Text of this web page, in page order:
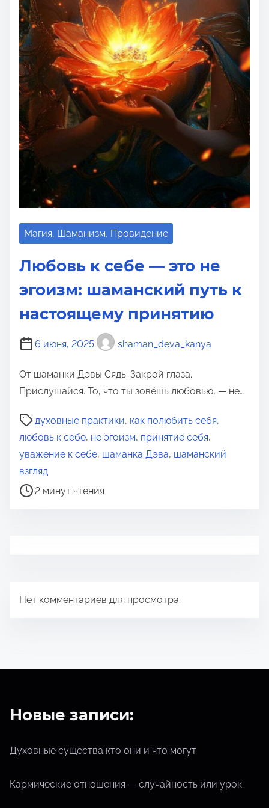
Магия, Шаманизм, Провидение
Любовь к себе — это не
эгоизм: шаманский путь к
настоящему принятию
6 июня, 2025 shaman_deva_kanya
От шаманки Дэвы Сядь. Закрой глаза.
Прислушайся. То, что ты зовёшь любовью, — не…
духовные практики, как полюбить себя,
любовь к себе, не эгоизм, принятие себя,
уважение к себе, шаманка Дэва, шаманский
взгляд
В
р
е
м
я
ч
и
2 минут чтения
Нет комментариев для просмотра.
Новые записи:
Духовные существа кто они и что могут
Кармические отношения — случайность или урок